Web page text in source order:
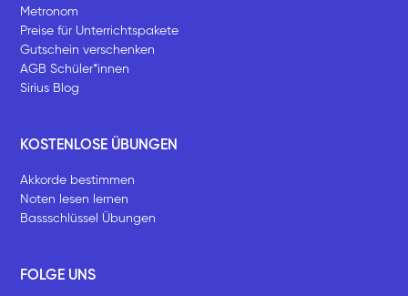
Metronom
Preise für Unterrichtspakete
Gutschein verschenken
AGB Schüler*innen
Sirius Blog
KOSTENLOSE ÜBUNGEN
Akkorde bestimmen
Noten lesen lernen
Bassschlüssel Übungen
FOLGE UNS